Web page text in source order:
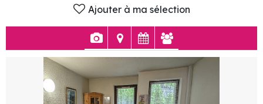
Ajouter à ma sélection